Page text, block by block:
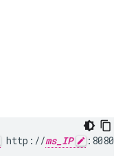
http://ms_IP :8080/